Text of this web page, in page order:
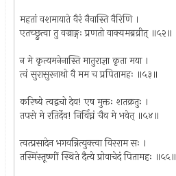
महतां वशमायाते वैरं नैवास्ति वैरिणि ।
एतच्छ्रुत्वा तु वज्राङ्गः प्रणतो वाक्यमब्रव्रीत् ॥५२॥
न मे कृत्यमनेनास्ति मातुराज्ञा कृता मया ।
त्वं सुरासुरनाथो वै मम च प्रपितामहः ॥५३॥
करिष्ये त्वद्वचो देव! एष मुक्तः शतक्रतुः ।
तपसे मे रतिर्देव! निर्विघ्नं चैव मे भवेत् ॥५४॥
त्वत्प्रसादेन भगवन्नित्युक्त्वा विरराम सः ।
तस्मिंस्तूष्णीं स्थिते दैत्ये प्रोवाचेदं पितामहः ॥५५॥